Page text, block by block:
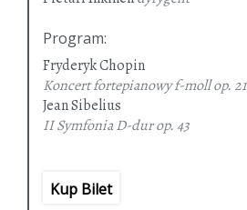
Program:
Fryderyk Chopin
Koncert fortepianowy f-mollop. 21
Jean Sibelius
II Symfonia D-dur op. 43
Kup Bilet